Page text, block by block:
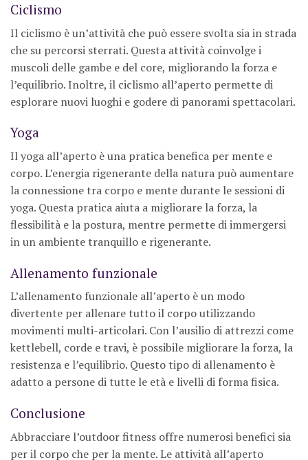
Ciclismo
Il ciclismo è un’attività che può essere svolta sia in strada
che su percorsi sterrati. Questa attività coinvolge i
muscoli delle gambe e del core, migliorando la forza e
l’equilibrio. Inoltre, il ciclismo all’aperto permette di
esplorare nuovi luoghi e godere di panorami spettacolari.
Yoga
Il yoga all’aperto è una pratica benefica per mente e
corpo. L’energia rigenerante della natura può aumentare
la connessione tra corpo e mente durante le sessioni di
yoga. Questa pratica aiuta a migliorare la forza, la
flessibilità e la postura, mentre permette di immergersi
in un ambiente tranquillo e rigenerante.
Allenamento funzionale
L’allenamento funzionale all’aperto è un modo
divertente per allenare tutto il corpo utilizzando
movimenti multi-articolari. Con l’ausilio di attrezzi come
kettlebell, corde e travi, è possibile migliorare la forza, la
resistenza e l’equilibrio. Questo tipo di allenamento è
adatto a persone di tutte le età e livelli di forma fisica.
Conclusione
Abbracciare l’outdoor fitness offre numerosi benefici sia
per il corpo che per la mente. Le attività all’aperto